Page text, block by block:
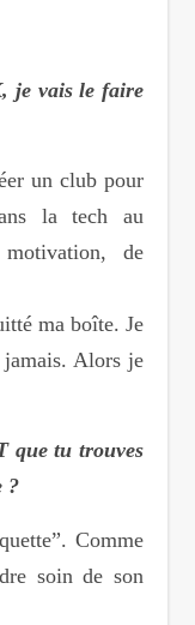
je vais le faire
un club pour
la tech au
de
ma boîte. Je
jamais. Alors je
que tu trouves
?
Comme
soin de son